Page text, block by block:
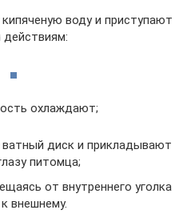
воду и приступают
действиям:
охлаждают;
диск и прикладывают
питомца;
от внутреннего уголка
к внешнему.